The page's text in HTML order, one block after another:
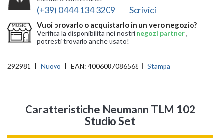
(+39) 0444 134 3209 Scrivici
Vuoi provarlo o acquistarlo in un vero negozio?
Verifica la disponibilita nei nostri negozi partner,
potresti trovarlo anche usato!
292981 Nuovo EAN: 4006087086568 Stampa
Caratteristiche Neumann TLM 102
Studio Set